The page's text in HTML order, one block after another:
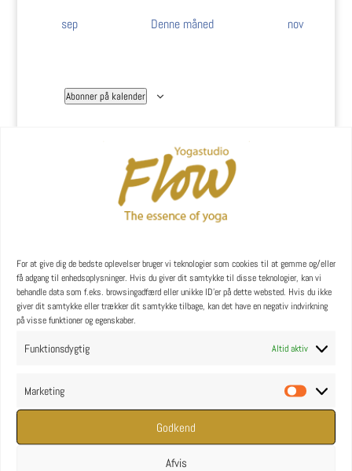
For at give dig de bedste oplevelser bruger vi teknologier som cookies til at gemme og/eller
få adgang til enhedsoplysninger. Hvis du giver dit samtykke til disse teknologier, kan vi
behandle data som f.eks. browsingadfærd eller unikke ID'er på dette websted. Hvis du ikke
giver dit samtykke eller trækker dit samtykke tilbage, kan det have en negativ indvirkning
på visse funktioner og egenskaber.
Funktionsdygtig Altid aktiv
Marketing
Godkend
Afvis
sep Denne måned nov
Abonner på kalender
YOGA læreruddannelse
YOGA uddannelse - læs mere